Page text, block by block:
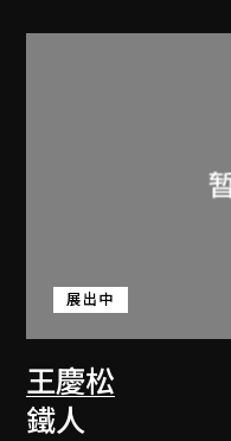
王慶松
展出中
鐵人